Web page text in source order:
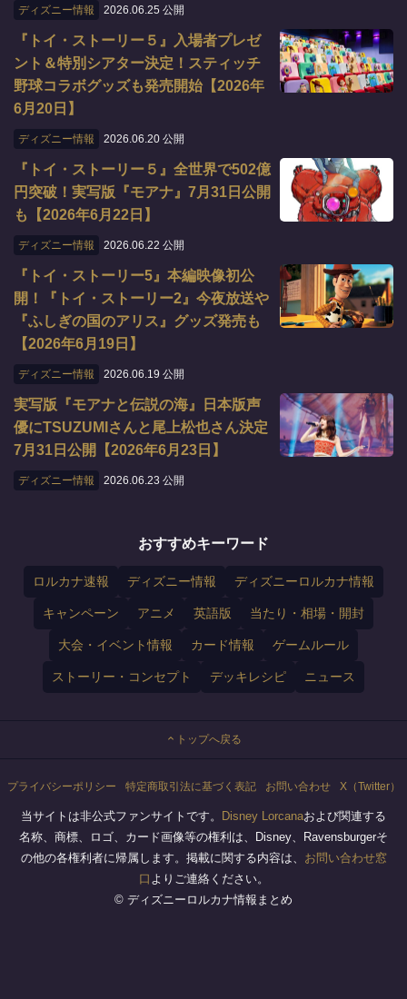
ディズニー情報 2026.06.25 公開
『トイ・ストーリー５』入場者プレゼ
ント＆特別シアター決定！スティッチ
野球コラボグッズも発売開始【2026年
6月20日】
ディズニー情報 2026.06.20 公開
『トイ・ストーリー５』全世界で502億
円突破！実写版『モアナ』7月31日公開
も【2026年6月22日】
ディズニー情報 2026.06.22 公開
『トイ・ストーリー5』本編映像初公
開！『トイ・ストーリー2』今夜放送や
『ふしぎの国のアリス』グッズ発売も
【2026年6月19日】
ディズニー情報 2026.06.19 公開
実写版『モアナと伝説の海』日本版声
優にTSUZUMIさんと尾上松也さん決定
7月31日公開【2026年6月23日】
ディズニー情報 2026.06.23 公開
おすすめキーワード
ロルカナ速報 ディズニー情報 ディズニーロルカナ情報
キャンペーン アニメ 英語版 当たり・相場・開封
大会・イベント情報 カード情報 ゲームルール
ストーリー・コンセプト デッキレシピ ニュース
トップへ戻る
プライバシーポリシー 特定商取引法に基づく表記 お問い合わせ X（Twitter）
当サイトは非公式ファンサイトです。 Disney Lorcanaおよび関連する
名称、商標、ロゴ、カード画像等の権利は、Disney、Ravensburgerそ
の他の各権利者に帰属します。掲載に関する内容は、 お問い合わせ窓
口 よりご連絡ください。
© ディズニーロルカナ情報まとめ